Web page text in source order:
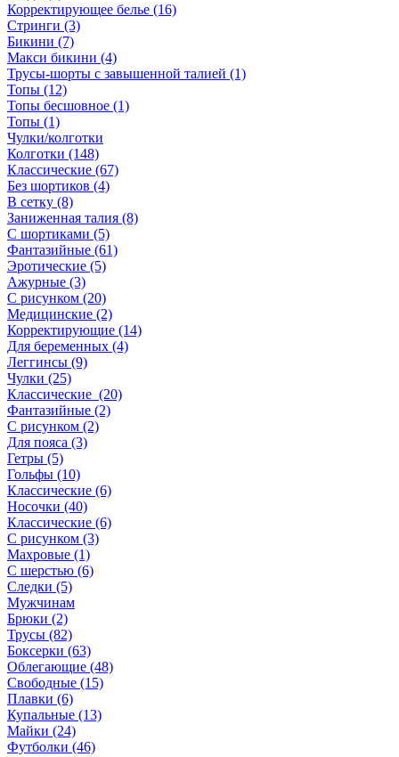
Корректирующее белье (16)
Стринги (3)
Бикини (7)
Макси бикини (4)
Трусы-шорты с завышенной талией (1)
Топы (12)
Топы бесшовное (1)
Топы (1)
Чулки/колготки
Колготки (148)
Классические (67)
Без шортиков (4)
В сетку (8)
Заниженная талия (8)
C шортиками (5)
Фантазийные (61)
Эротические (5)
Ажурные (3)
С рисунком (20)
Медицинские (2)
Корректирующие (14)
Для беременных (4)
Леггинсы (9)
Чулки (25)
Классические (20)
Фантазийные (2)
С рисунком (2)
Для пояса (3)
Гетры (5)
Гольфы (10)
Классические (6)
Носочки (40)
Классические (6)
С рисунком (3)
Махровые (1)
С шерстью (6)
Следки (5)
Мужчинам
Брюки (2)
Трусы (82)
Боксерки (63)
Облегающие (48)
Свободные (15)
Плавки (6)
Купальные (13)
Майки (24)
Футболки (46)